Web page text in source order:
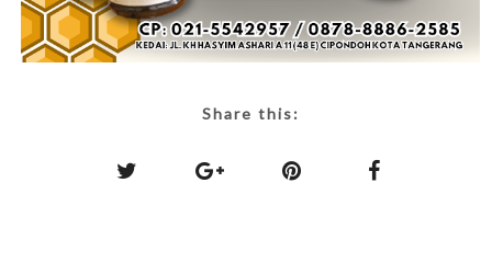
Share this: